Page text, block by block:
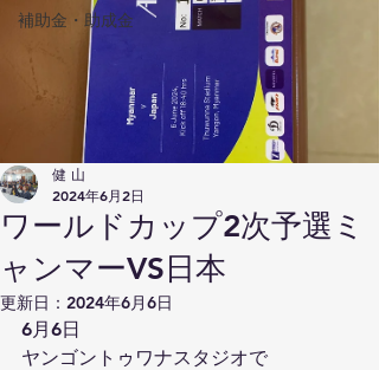
補助金・助成金
ワールドカップ2次予選ミ
ャンマーVS日本
健 山
2024年6月2日
更新日： 2024年6月6日
6月6日
ヤンゴントゥワナスタジオで